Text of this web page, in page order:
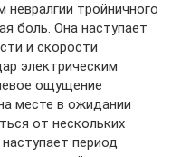
тройничного
боль. Она наступает
и скорости
электрическим
ощущение
месте в ожидании
от нескольких
период